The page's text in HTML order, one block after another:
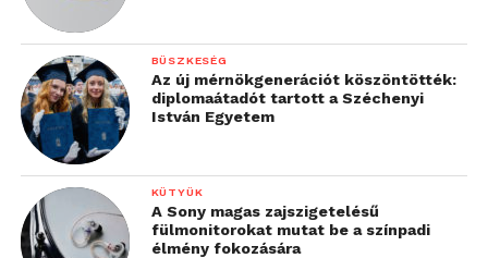
BÜSZKESÉG
Az új mérnökgenerációt köszöntötték:
diplomaátadót tartott a Széchenyi
István Egyetem
KÜTYÜK
A Sony magas zajszigetelésű
fülmonitorokat mutat be a színpadi
élmény fokozására